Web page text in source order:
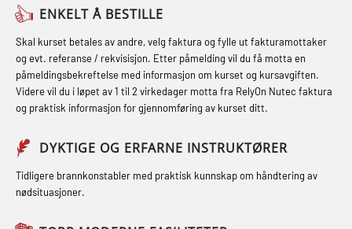
Fallsikring (FAR108)
Førstehjelp – repetisjon (OFA102)
Førstehjelp grunnkurs (OFABLE101)
GOC sertifikat grunnleggende
(GMDSS) (MRC101)
GOC sertifikat repetisjon (GMDSS)
(MBSBLE021)
STCW kombi oppdatering offiserer
og med.behandling (MBS134)
STCW Kombi Oppdatering Offiserer
og Medisinsk Behandling med
Webinar (MBS1341)
STCW Oppdatering for offiserer 24 t
(MBS114)
inkl. brannslukning (FSC121)
Hjertestarter brukerkurs (OFA107)
Røykdykking industrivern –
repetisjon (LFI105)
Sikkerhetskurs for ansatte på
oppdrettsanlegg (LBS100)
Ulykkesgransking – Webinar (LSP103)
ENKELT Å BESTILLE
Skal kurset betales av andre, velg faktura og fylle ut fakturamottaker
og evt. referanse / rekvisisjon. Etter påmelding vil du få motta en
påmeldingsbekreftelse med informasjon om kurset og kursavgiften.
Videre vil du i løpet av 1 til 2 virkedager motta fra RelyOn Nutec faktura
og praktisk informasjon for gjennomføring av kurset ditt.
DYKTIGE OG ERFARNE INSTRUKTØRER
Tidligere brannkonstabler med praktisk kunnskap om håndtering av
nødsituasjoner.